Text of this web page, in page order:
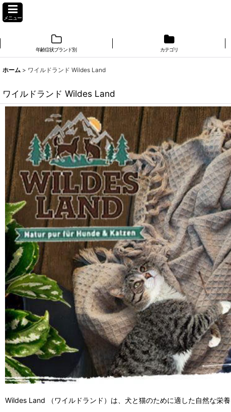
メニュー
年齢症状ブランド別 カテゴリ
ホーム > ワイルドランド Wildes Land
ワイルドランド Wildes Land
Wildes Land （ワイルドランド）は、犬と猫のために適した自然な栄養